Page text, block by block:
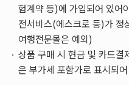
험계약 등)에 가입되어 있어
전서비스(에스크로 등)가 정
여행전문몰은 예외)
상품 구매 시 현금 및 카드결
은 부가세 포함가로 표시되